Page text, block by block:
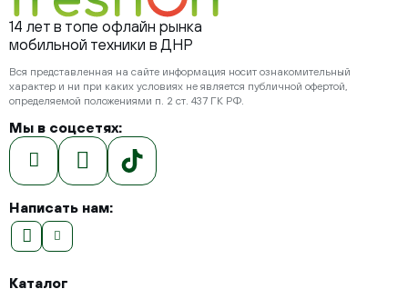
14 лет в топе офлайн рынка
мобильной техники в ДНР
Вся представленная на сайте информация носит ознакомительный
характер и ни при каких условиях не является публичной офертой,
определяемой положениями п. 2 ст. 437 ГК РФ.
Мы в соцсетях:
Написать нам:
Каталог